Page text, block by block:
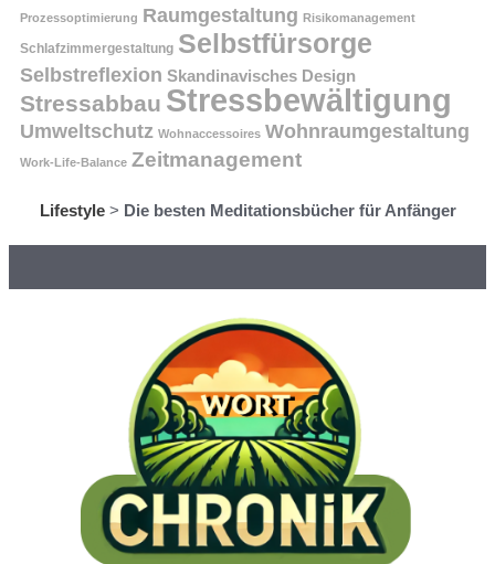
Prozessoptimierung Raumgestaltung Risikomanagement
Schlafzimmergestaltung Selbstfürsorge
Selbstreflexion Skandinavisches Design
Stressabbau Stressbewältigung
Umweltschutz Wohnaccessoires Wohnraumgestaltung
Work-Life-Balance Zeitmanagement
Lifestyle> Die besten Meditationsbücher für Anfänger